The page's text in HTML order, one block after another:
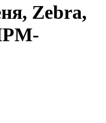
Zebra,